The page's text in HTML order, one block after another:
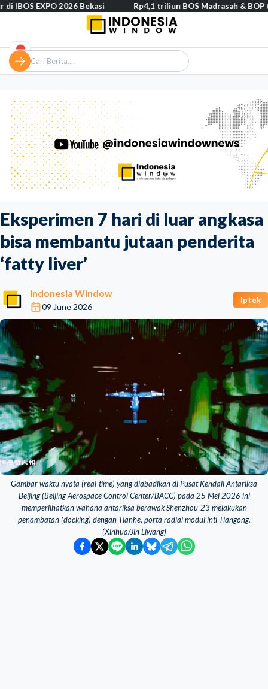
Eksperimen 7 hari di luar angkasa
bisa membantu jutaan penderita
‘fatty liver’
Indonesia Window
09 June 2026
Iptek
Gambar waktu nyata (real-time) yang diabadikan di Pusat Kendali Antariksa
Beijing (Beijing Aerospace Control Center/BACC) pada 25 Mei 2026 ini
memperlihatkan wahana antariksa berawak Shenzhou-23 melakukan
penambatan (docking) dengan Tianhe, porta radial modul inti Tiangong.
(Xinhua/Jin Liwang)
2026 Bekasi Rp4,1 triliun BOS Madrasah & BOP tahap II